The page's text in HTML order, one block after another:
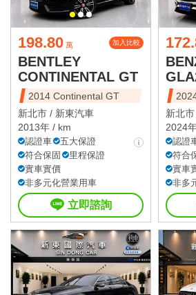
198.80 萬 加入比較
BENTLEY
CONTINENTAL GT
2014 Continental GT
新北市 / 新東汽車
2013年 / km
認證車
五大保證
符合保固
里程保證
實車實價
非多元化營業用車
立即諮詢
新北
2024
認證
符合
實車
非多